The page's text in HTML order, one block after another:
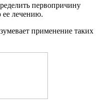
первопричину
ее лечению.
применение таких